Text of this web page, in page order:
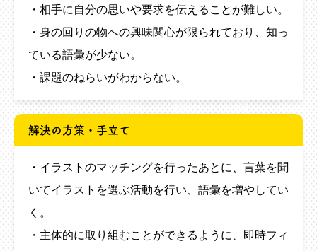
・相手に自分の思いや要求を伝えることが難しい。
・身の回りの物への興味関心が限られており、知っ
ている語彙が少ない。
・課題のねらいがわからない。
解決の方策・手立て
・イラストのマッチングを行ったあとに、言葉を聞
いてイラストを選ぶ活動を行い、語彙を増やしてい
く。
・主体的に取り組むことができるように、即時フィ